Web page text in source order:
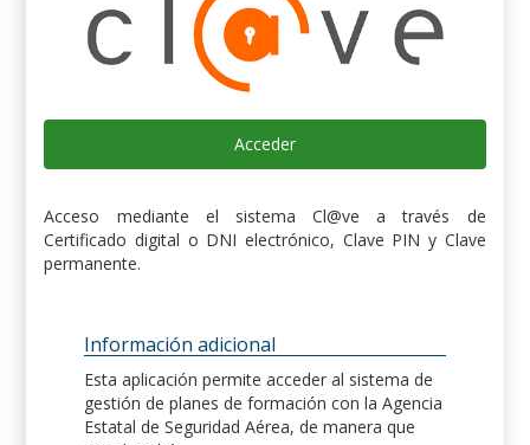
Acceder
Acceso mediante el sistema Cl@ve a través de
Certificado digital o DNI electrónico, Clave PIN y Clave
permanente.
Información adicional
Esta aplicación permite acceder al sistema de
gestión de planes de formación con la Agencia
Estatal de Seguridad Aérea, de manera que